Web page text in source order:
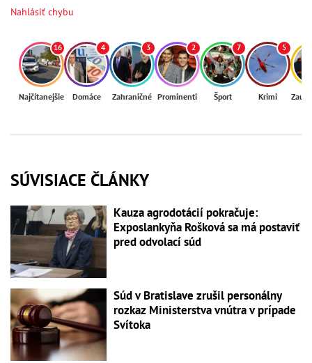
Nahlásiť chybu
16
Najčítanejšie
4
Domáce
3
Zahraničné
2
Prominenti
7
Šport
5
Krimi
SÚVISIACE ČLÁNKY
Kauza agrodotácií pokračuje:
Exposlankyňa Rošková sa má postaviť
pred odvolací súd
Súd v Bratislave zrušil personálny
rozkaz Ministerstva vnútra v prípade
Svítoka